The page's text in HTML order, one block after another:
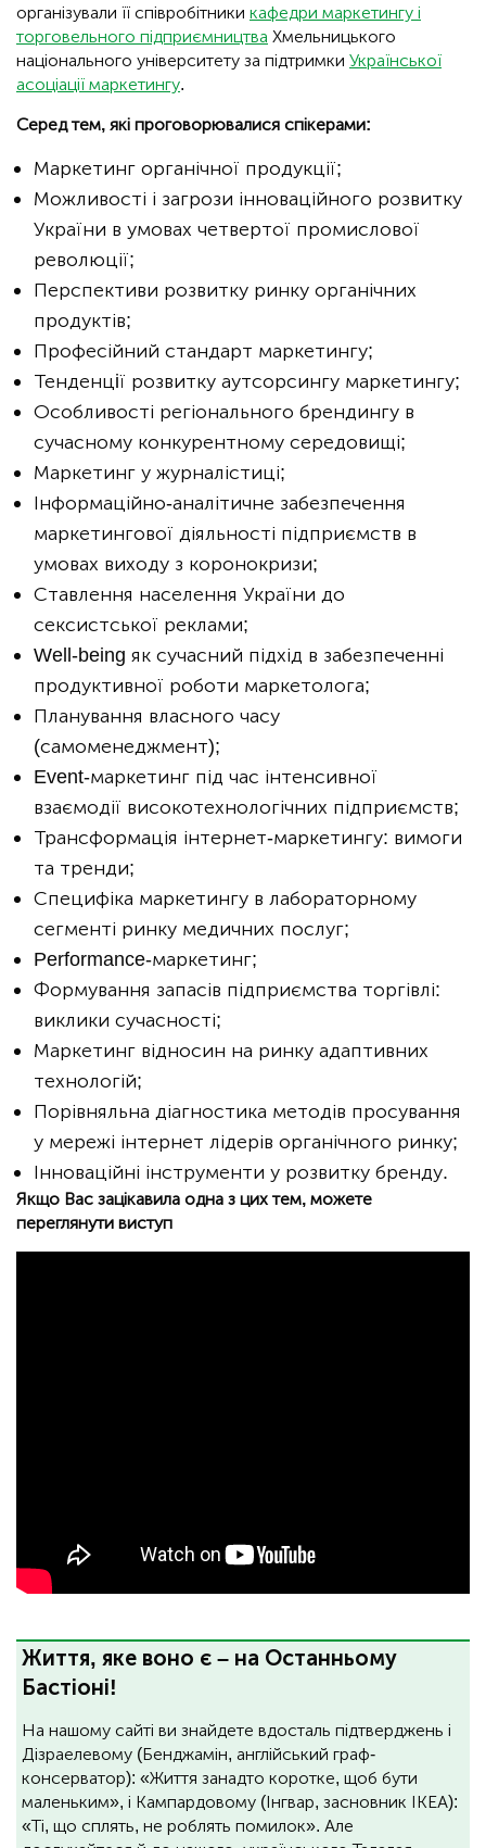
організували її співробітники кафедри маркетингу і
торговельного підприємництва Хмельницького
національного університету за підтримки Української
асоціації маркетингу.
Серед тем, які проговорювалися спікерами:
Маркетинг органічної продукції;
Можливості і загрози інноваційного розвитку
України в умовах четвертої промислової
революції;
Перспективи розвитку ринку органічних
продуктів;
Професійний стандарт маркетингу;
Тенденцiї розвитку аутсорсингу маркетингу;
Особливості регіонального брендингу в
сучасному конкурентному середовищі;
Маркетинг у журналістиці;
Інформаційно-аналітичне забезпечення
маркетингової діяльності підприємств в
умовах виходу з коронокризи;
Ставлення населення України до
сексистської реклами;
Well-being як сучасний підхід в забезпеченні
продуктивної роботи маркетолога;
Планування власного часу
(самоменеджмент);
Event-маркетинг під час інтенсивної
взаємодії високотехнологічних підприємств;
Трансформація інтернет-маркетингу: вимоги
та тренди;
Специфіка маркетингу в лабораторному
сегменті ринку медичних послуг;
Performance-маркетинг;
Формування запасів підприємства торгівлі:
виклики сучасності;
Маркетинг відносин на ринку адаптивних
технологій;
Порівняльна діагностика методів просування
у мережі інтернет лідерів органічного ринку;
Інноваційні інструменти у розвитку бренду.
Якщо Вас зацікавила одна з цих тем, можете
переглянути виступ
Життя, яке воно є – на Останньому
Бастіоні!
На нашому сайті ви знайдете вдосталь підтверджень і
Дізраелевому (Бенджамін, англійський граф-
консерватор): «Життя занадто коротке, щоб бути
маленьким», і Кампардовому (Інгвар, засновник ІКЕА):
«Ті, що сплять, не роблять помилок». Але